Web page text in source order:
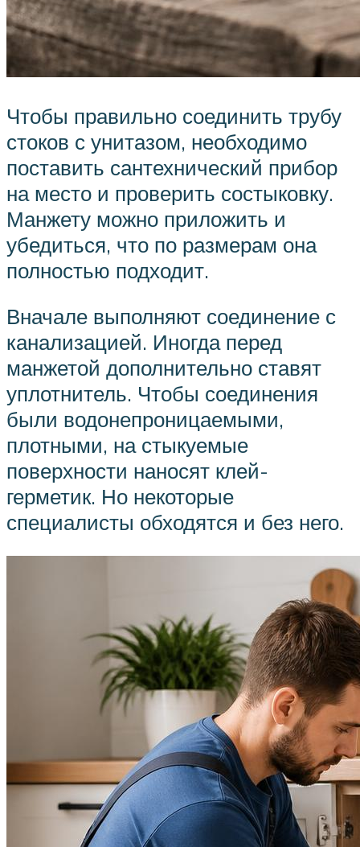
Чтобы правильно соединить трубу
стоков с унитазом, необходимо
поставить сантехнический прибор
на место и проверить состыковку.
Манжету можно приложить и
убедиться, что по размерам она
полностью подходит.
Вначале выполняют соединение с
канализацией. Иногда перед
манжетой дополнительно ставят
уплотнитель. Чтобы соединения
были водонепроницаемыми,
плотными, на стыкуемые
поверхности наносят клей-
герметик. Но некоторые
специалисты обходятся и без него.